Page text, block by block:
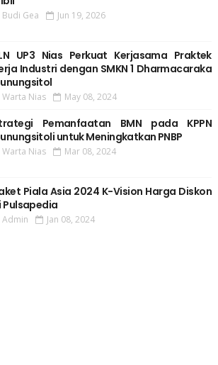
Budi Gea Jun 19, 2026
UP3 Nias Perkuat Kerjasama Praktek
Industri dengan SMKN 1 Dharmacaraka
Warta Nias May 08, 2024
Pemanfaatan BMN pada KPPN
untuk Meningkatkan PNBP
Warta Nias Mar 08, 2024
Piala Asia 2024 K-Vision Harga Diskon
Pulsapedia
Admin Jan 08, 2024